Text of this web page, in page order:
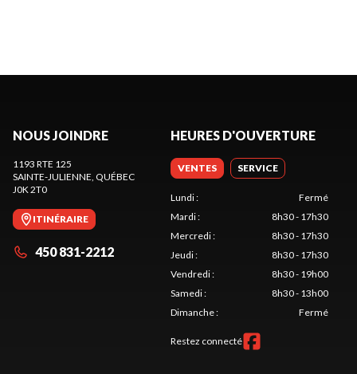
NOUS JOINDRE
1193 RTE 125
SAINTE-JULIENNE , QUÉBEC
J0K 2T0
ITINÉRAIRE
450 831-2212
HEURES D'OUVERTURE
VENTES SERVICE
Lundi:
Fermé
Mardi:
8h30 - 17h30
Mercredi:
8h30 - 17h30
Jeudi:
8h30 - 17h30
Vendredi:
8h30 - 19h00
Samedi:
8h30 - 13h00
Dimanche: Fermé
Restez connecté